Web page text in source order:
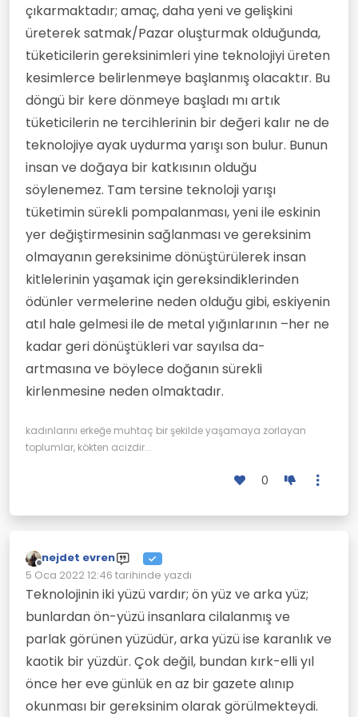
çıkarmaktadır; amaç, daha yeni ve gelişkini
üreterek satmak/Pazar oluşturmak olduğunda,
tüketicilerin gereksinimleri yine teknolojiyi üreten
kesimlerce belirlenmeye başlanmış olacaktır. Bu
döngü bir kere dönmeye başladı mı artık
tüketicilerin ne tercihlerinin bir değeri kalır ne de
teknolojiye ayak uydurma yarışı son bulur. Bunun
insan ve doğaya bir katkısının olduğu
söylenemez. Tam tersine teknoloji yarışı
tüketimin sürekli pompalanması, yeni ile eskinin
yer değiştirmesinin sağlanması ve gereksinim
olmayanın gereksinime dönüştürülerek insan
kitlelerinin yaşamak için gereksindiklerinden
ödünler vermelerine neden olduğu gibi, eskiyenin
atıl hale gelmesi ile de metal yığınlarının –her ne
kadar geri dönüştükleri var sayılsa da-
artmasına ve böylece doğanın sürekli
kirlenmesine neden olmaktadır.
kadınlarını erkeğe muhtaç bir şekilde yaşamaya zorlayan
toplumlar, kökten acizdir...
0
Çevrimdışı
nejdet evren
5 Oca 2022 12:46 tarihinde yazdı
Son düzenleyen:
Teknolojinin iki yüzü vardır; ön yüz ve arka yüz;
bunlardan ön-yüzü insanlara cilalanmış ve
parlak görünen yüzüdür, arka yüzü ise karanlık ve
kaotik bir yüzdür. Çok değil, bundan kırk-elli yıl
önce her eve günlük en az bir gazete alınıp
okunması bir gereksinim olarak görülmekteydi.